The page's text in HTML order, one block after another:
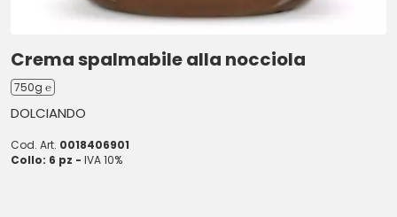
Crema spalmabile alla nocciola
750g ℮
DOLCIANDO
Cod. Art. 0018406901
Collo: 6 pz - IVA 10%